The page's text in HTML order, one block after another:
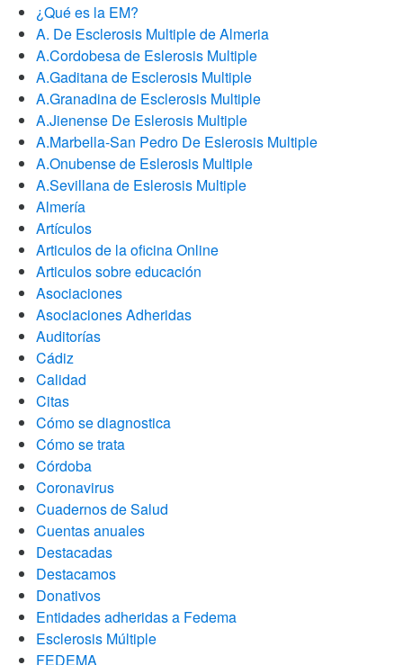
¿Qué es la EM?
A. De Esclerosis Multiple de Almeria
A.Cordobesa de Eslerosis Multiple
A.Gaditana de Esclerosis Multiple
A.Granadina de Esclerosis Multiple
A.Jienense De Eslerosis Multiple
A.Marbella-San Pedro De Eslerosis Multiple
A.Onubense de Eslerosis Multiple
A.Sevillana de Eslerosis Multiple
Almería
Artículos
Articulos de la oficina Online
Articulos sobre educación
Asociaciones
Asociaciones Adheridas
Auditorías
Cádiz
Calidad
Citas
Cómo se diagnostica
Cómo se trata
Córdoba
Coronavirus
Cuadernos de Salud
Cuentas anuales
Destacadas
Destacamos
Donativos
Entidades adheridas a Fedema
Esclerosis Múltiple
FEDEMA